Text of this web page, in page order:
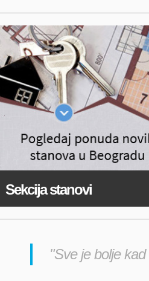
Sekcija stanovi
"Sve je bolje